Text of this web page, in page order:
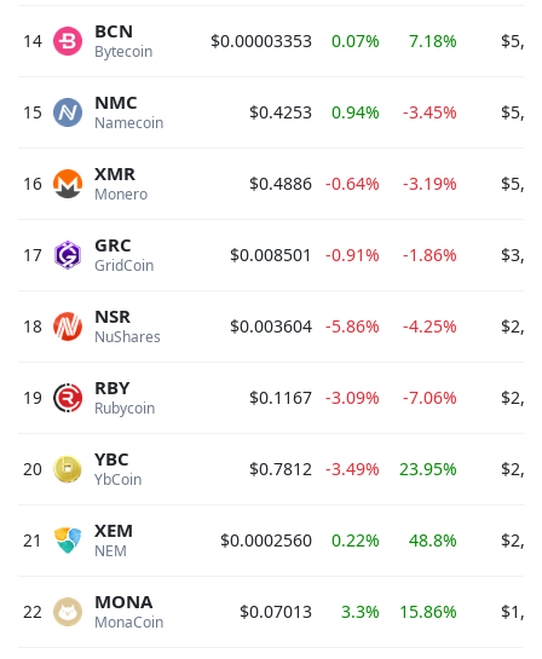
14 Bytecoin
BCN $0.00003353 0.07% 7.18%
15 Namecoin
NMC $0.4253 0.94% -3.45%
16 Monero
XMR $0.4886 -0.64% -3.19%
17 GridCoin
GRC $0.008501 -0.91% -1.86%
18 NuShares
NSR $0.003604 -5.86% -4.25%
19 Rubycoin
RBY $0.1167 -3.09% -7.06%
20 YbCoin
YBC $0.7812 -3.49% 23.95%
21 NEM
XEM $0.0002560 0.22% 48.8%
22 MonaCoin
MONA $0.07013 3.3% 15.86%